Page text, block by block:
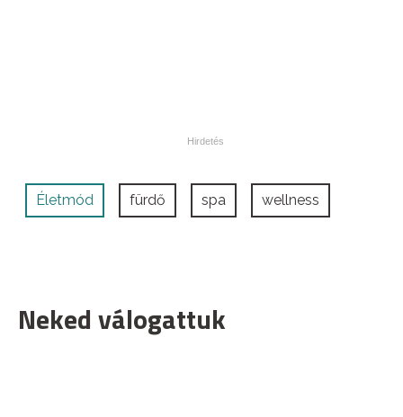
Életmód fürdő spa wellness
Neked válogattuk